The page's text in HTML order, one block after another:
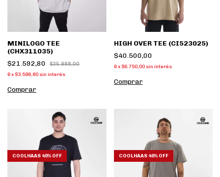
MINILOGO TEE
(CHX311035)
$21.592,80
$35.988,00
6x $3.598,80 sin interés
Comprar
HIGH OVER TEE (CI523025)
$40.500,00
6 x $6.750,00 sin interés
Comprar
COOLHAAS 40% OFF COOLHAAS 40% OFF